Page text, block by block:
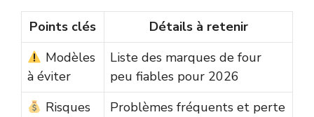
Points clés
Détails à retenir
Modèles
à éviter
Liste des marques de four
peu fiables pour 2026
Risques
Problèmes fréquents et perte